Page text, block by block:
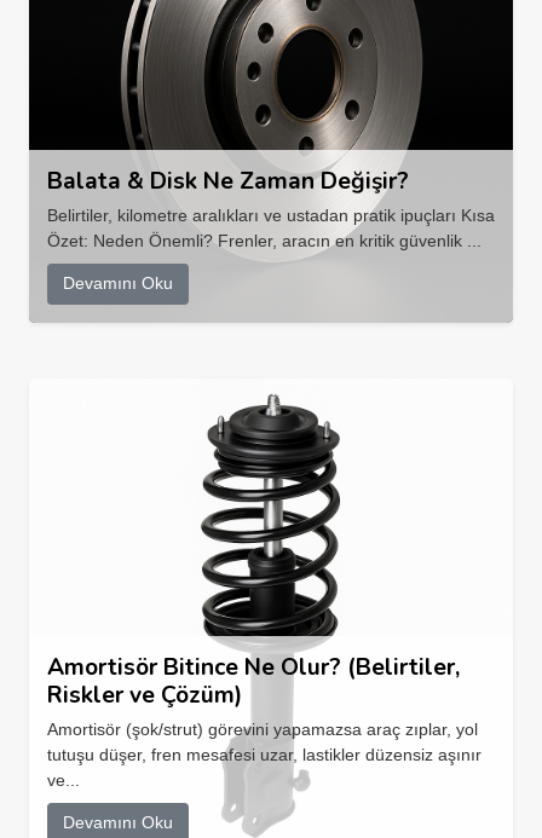
Balata & Disk Ne Zaman Değişir?
Belirtiler, kilometre aralıkları ve ustadan pratik ipuçları Kısa
Özet: Neden Önemli? Frenler, aracın en kritik güvenlik ...
Devamını Oku
Amortisör Bitince Ne Olur? (Belirtiler,
Riskler ve Çözüm)
Amortisör (şok/strut) görevini yapamazsa araç zıplar, yol
tutuşu düşer, fren mesafesi uzar, lastikler düzensiz aşınır
ve...
Devamını Oku